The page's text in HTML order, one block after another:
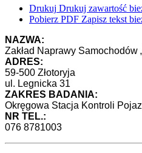
Drukuj Drukuj zawartość
Pobierz PDF Zapisz tekst
NAZWA:
Zakład Naprawy Samochodów
ADRES:
59-500 Złotoryja
ul. Legnicka 31
ZAKRES BADANIA:
Okręgowa Stacja Kontroli
NR TEL.:
076 8781003